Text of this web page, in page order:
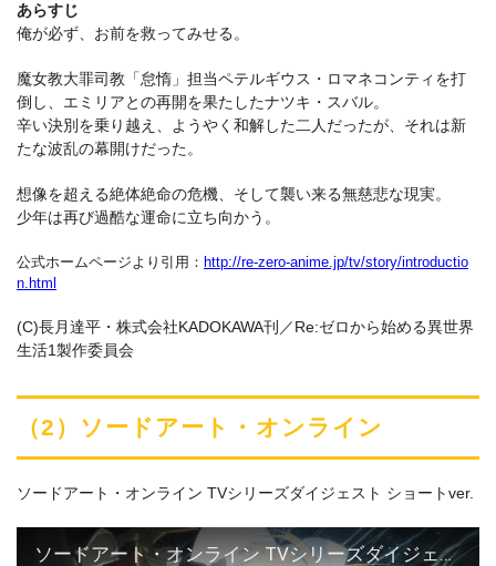
あらすじ
俺が必ず、お前を救ってみせる。
魔女教大罪司教「怠惰」担当ペテルギウス・ロマネコンティを打
倒し、エミリアとの再開を果たしたナツキ・スバル。
辛い決別を乗り越え、ようやく和解した二人だったが、それは新
たな波乱の幕開けだった。
想像を超える絶体絶命の危機、そして襲い来る無慈悲な現実。
少年は再び過酷な運命に立ち向かう。
公式ホームページより引用： http://re-zero-anime.jp/tv/story/introductio
n.html
(C)長月達平・株式会社KADOKAWA刊／Re:ゼロから始める異世界
生活1製作委員会
（2）ソードアート・オンライン
ソードアート・オンライン TVシリーズダイジェスト ショートver.
ソードアート・オンライン TVシリーズダイジェスト ショートver.